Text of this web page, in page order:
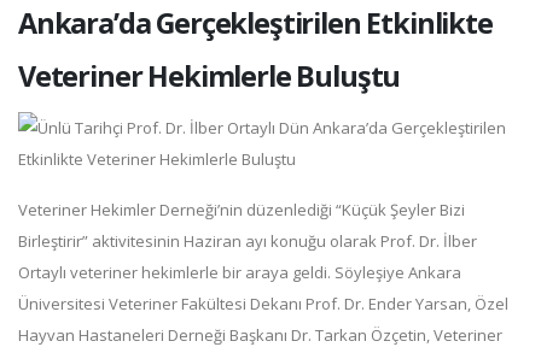
Ankara’da Gerçekleştirilen Etkinlikte
Veteriner Hekimlerle Buluştu
Veteriner Hekimler Derneği’nin düzenlediği “Küçük Şeyler Bizi
Birleştirir” aktivitesinin Haziran ayı konuğu olarak Prof. Dr. İlber
Ortaylı veteriner hekimlerle bir araya geldi. Söyleşiye Ankara
Üniversitesi Veteriner Fakültesi Dekanı Prof. Dr. Ender Yarsan, Özel
Hayvan Hastaneleri Derneği Başkanı Dr. Tarkan Özçetin, Veteriner